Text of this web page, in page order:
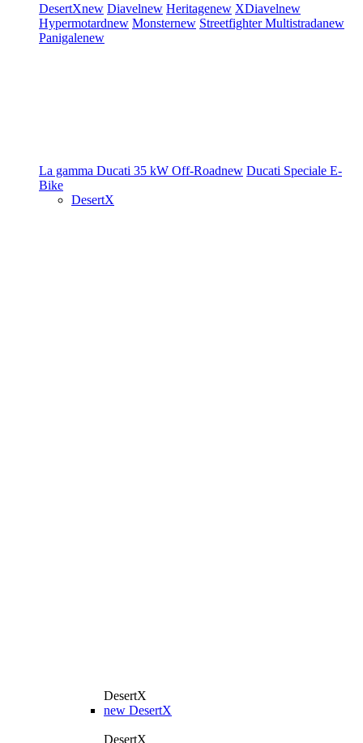
DesertXnew Diavelnew Heritagenew XDiavelnew
Hypermotardnew Monsternew StreetfighterMultistradanew
Panigalenew
La gamma Ducati 35 kW Off-Roadnew Ducati Speciale E-
Bike
DesertX
DesertX
new DesertX
DesertX